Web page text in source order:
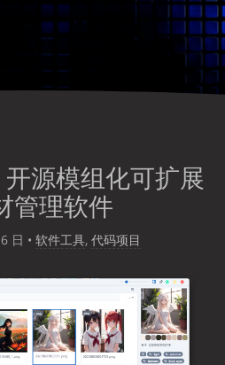
源模组化可扩展
管理软件
日 • 软件工具, 代码项目